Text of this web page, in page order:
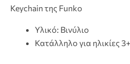
Keychain της Funko
Υλικό: Bινύλιο
Κατάλληλο για ηλικίες 3+